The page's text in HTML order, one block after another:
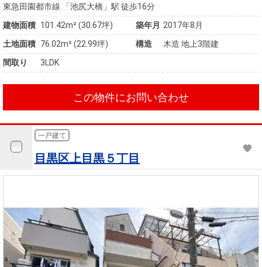
東急田園都市線 「池尻大橋」駅 徒歩16分
建物面積 101.42m² (30.67坪) 築年月 2017年8月
土地面積 76.02m² (22.99坪) 構造
木造 地上3階建
間取り
3LDK
この物件にお問い合わせ
一戸建て
目黒区上目黒５丁目